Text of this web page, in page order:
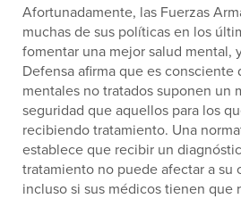
Afortunadamente, las Fuerzas
muchas de sus políticas en los
fomentar una mejor salud mental,
Defensa afirma que es consciente
mentales no tratados suponen un
seguridad que aquellos para los
recibiendo tratamiento. Una
establece que recibir un
tratamiento no puede afectar a su
incluso si sus médicos tienen que